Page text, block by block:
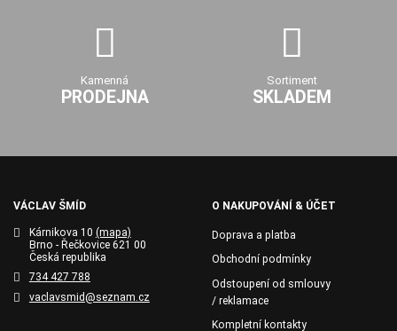
Kamenná
PRODEJNA
Sortiment
SKLADEM
VÁCLAV ŠMÍD
Kárnikova 10 (mapa)
Brno - Řečkovice 621 00
Česká republika
734 427 788
vaclavsmid@seznam.cz
O NAKUPOVÁNÍ & ÚČET
Doprava a platba
Obchodní podmínky
Odstoupení od smlouvy
/ reklamace
Kompletní kontakty